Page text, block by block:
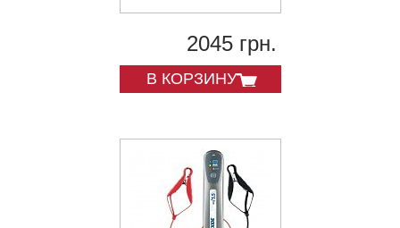
2045 грн.
В КОРЗИНУ